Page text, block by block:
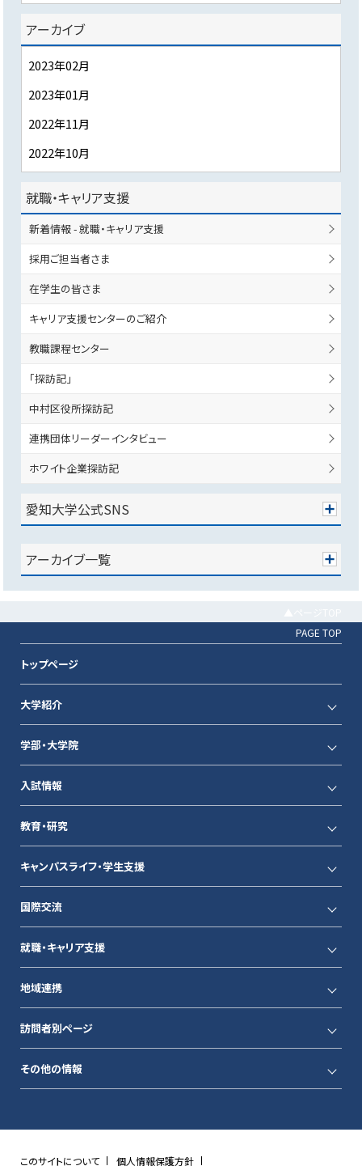
アーカイブ
2023年02月
2023年01月
2022年11月
2022年10月
就職・キャリア支援
新着情報 - 就職・キャリア支援
採用ご担当者さま
在学生の皆さま
キャリア支援センターのご紹介
教職課程センター
「探訪記」
中村区役所探訪記
連携団体リーダーインタビュー
ホワイト企業探訪記
愛知大学公式SNS
アーカイブ一覧
PAGE TOP
トップページ
大学紹介
学部・大学院
入試情報
教育・研究
キャンパスライフ・学生支援
国際交流
就職・キャリア支援
地域連携
訪問者別ページ
その他の情報
このサイトについて 個人情報保護方針